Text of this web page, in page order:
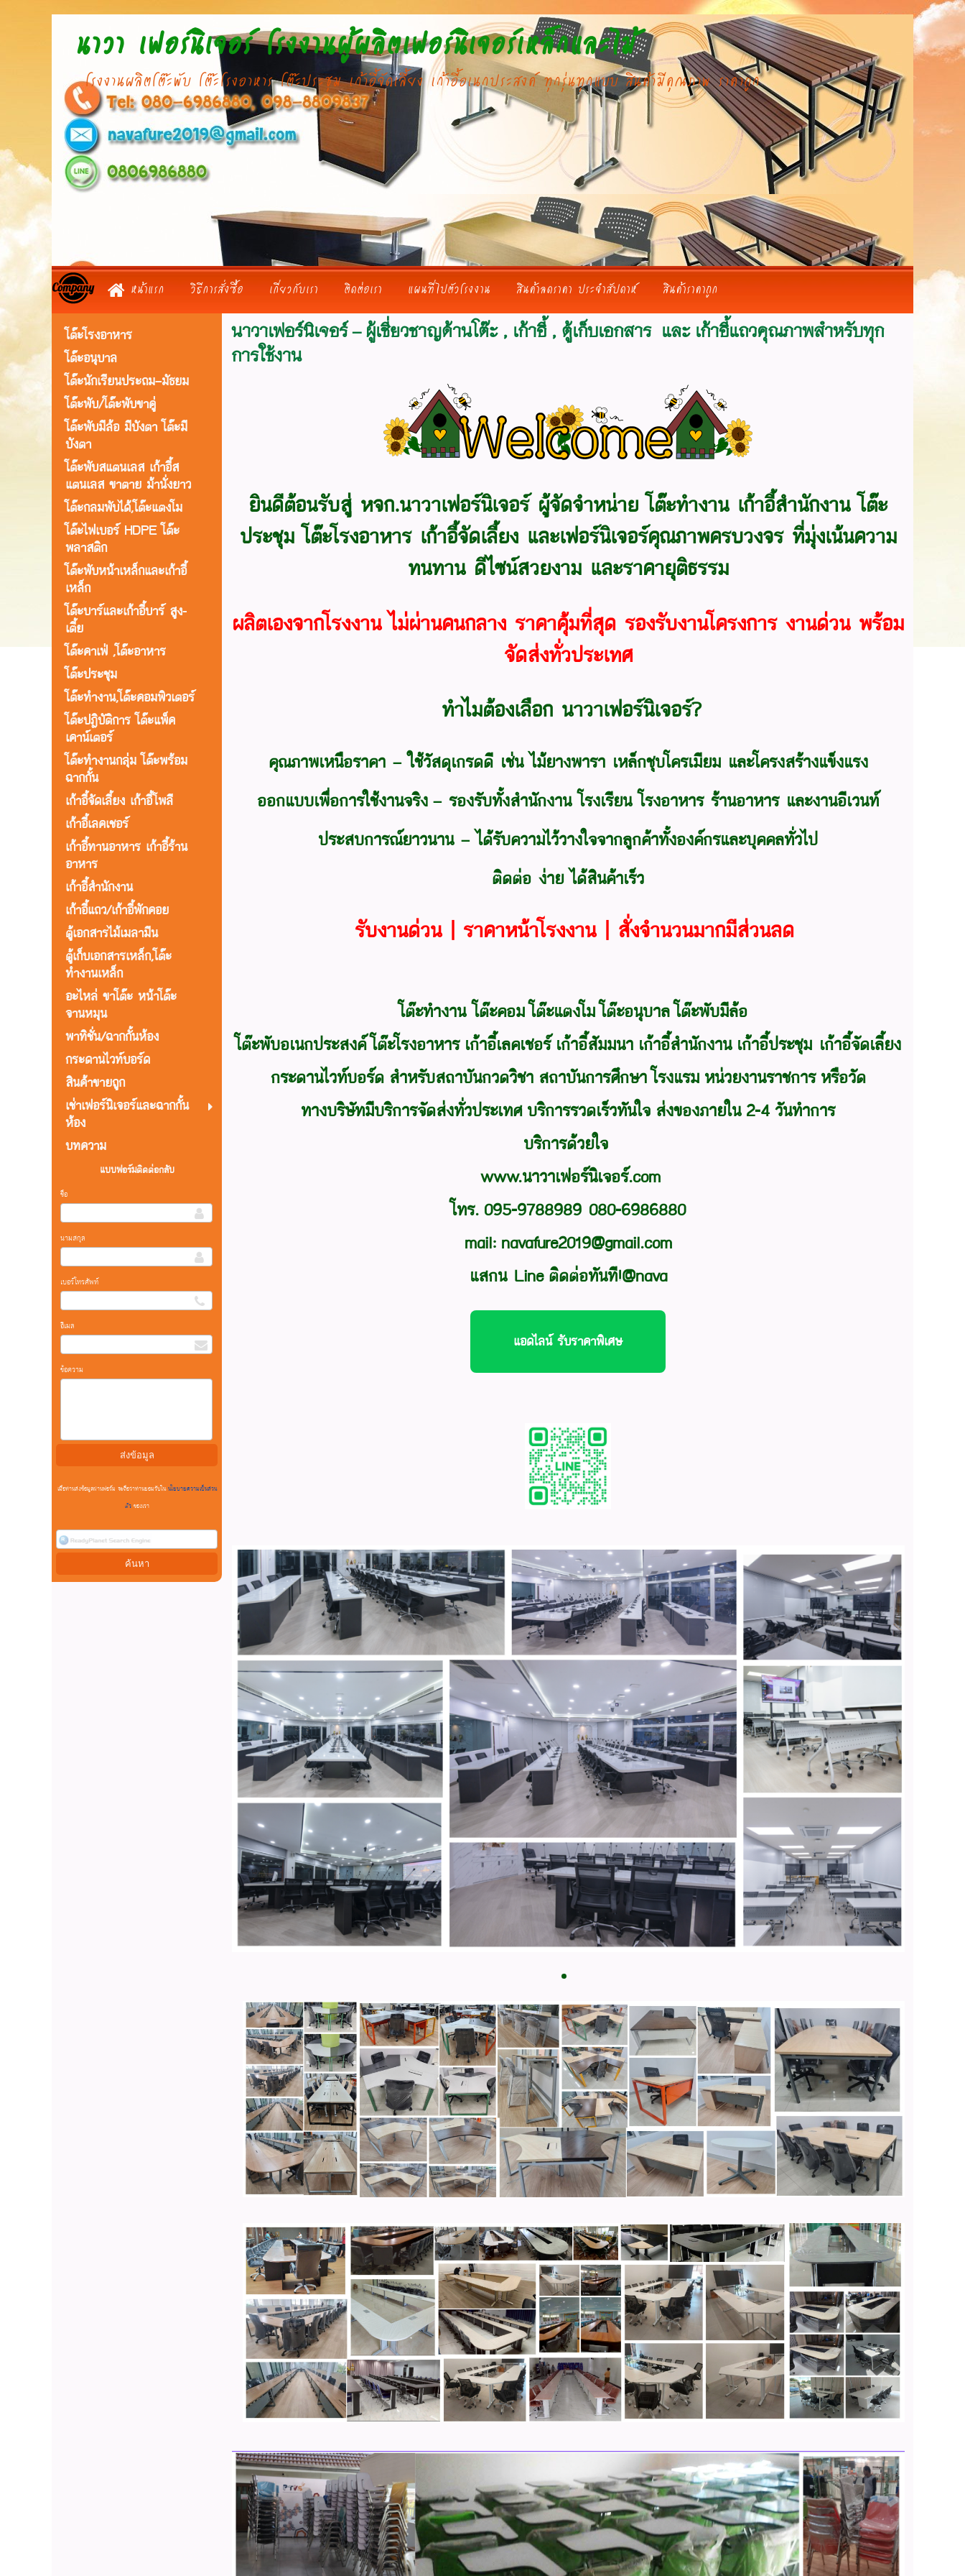
นาวา เฟอร์นิเจอร์ โรงงานผู้ผลิตเฟอร์นิเจอร์เหล็กและไม้
โรงงานผลิตโต๊ะพับ โต๊ะโรงอาหาร โต๊ะประชุม เก้าอี้จัดเลี้ยง เก้าอี้อเนกประสงค์ ทุกรุ่นทุกแบบ สินค้ามีคุณภาพ ราคาถูก
หน้าแรก วิธีการสั่งซื้อ เกี่ยวกับเรา ติดต่อเรา แผนที่ไปตัวโรงงาน สินค้าลดราคา ประจำสัปดาห์ สินค้าราคาถูก
โต๊ะโรงอาหาร
โต๊ะอนุบาล
โต๊ะนักเรียนประถม–มัธยม
โต๊ะพับ/โต๊ะพับขาคู่
โต๊ะพับมีล้อ มีบังตา โต๊ะมี
บังตา
โต๊ะพับสแตนเลส เก้าอี้ส
แตนเลส ขาตาย ม้านั่งยาว
โต๊ะกลมพับได้,โต๊ะแตงโม
โต๊ะไฟเบอร์ HDPE โต๊ะ
พลาสติก
โต๊ะพับหน้าเหล็กและเก้าอี้
เหล็ก
โต๊ะบาร์และเก้าอี้บาร์ สูง-
เตี้ย
โต๊ะคาเฟ่ ,โต๊ะอาหาร
โต๊ะประชุม
โต๊ะทำงาน,โต๊ะคอมพิวเตอร์
โต๊ะปฎิบัติการ โต๊ะแพ็ค
เคาน์เตอร์
โต๊ะทำงานกลุ่ม โต๊ะพร้อม
ฉากกั้น
เก้าอี้จัดเลี้ยง เก้าอี้โพลี
เก้าอี้เลคเชอร์
เก้าอี้ทานอาหาร เก้าอี้ร้าน
อาหาร
เก้าอี้สำนักงาน
เก้าอี้แถว/เก้าอี้พักคอย
ตู้เอกสารไม้เมลามีน
ตู้เก็บเอกสารเหล็ก,โต๊ะ
ทำงานเหล็ก
อะไหล่ ขาโต๊ะ หน้าโต๊ะ
จานหมุน
พาทิชั่น/ฉากกั้นห้อง
กระดานไวท์บอร์ด
สินค้าขายถูก
เช่าเฟอร์นิเจอร์และฉากกั้น
ห้อง
บทความ
แบบฟอร์มติดต่อกลับ
ชื่อ
นามสกุล
เบอร์โทรศัพท์
อีเมล
ข้อความ
เมื่อท่านส่งข้อมูลผ่านฟอร์ม จะถือว่าท่านยอมรับในนโยบายความเป็นส่วน
ตัว ของเรา
นาวาเฟอร์นิเจอร์ – ผู้เชี่ยวชาญด้านโต๊ะ , เก้าอี้ , ตู้เก็บเอกสาร และ เก้าอี้แถวคุณภาพสำหรับทุก
การใช้งาน
ยินดีต้อนรับสู่ หจก.นาวาเฟอร์นิเจอร์ผู้จัดจำหน่ายโต๊ะทำงาน เก้าอี้สำนักงาน โต๊ะ
ประชุม โต๊ะโรงอาหาร เก้าอี้จัดเลี้ยง และเฟอร์นิเจอร์คุณภาพครบวงจรที่มุ่งเน้นความ
ทนทาน ดีไซน์สวยงาม และราคายุติธรรม
ผลิตเองจากโรงงาน ไม่ผ่านคนกลาง ราคาคุ้มที่สุด รองรับงานโครงการ งานด่วน พร้อม
จัดส่งทั่วประเทศ
ทำไมต้องเลือก นาวาเฟอร์นิเจอร์?
คุณภาพเหนือราคา– ใช้วัสดุเกรดดี เช่น ไม้ยางพารา เหล็กชุบโครเมียม และโครงสร้างแข็งแรง
ออกแบบเพื่อการใช้งานจริง– รองรับทั้งสำนักงาน โรงเรียน โรงอาหาร ร้านอาหาร และงานอีเวนท์
ประสบการณ์ยาวนาน– ได้รับความไว้วางใจจากลูกค้าทั้งองค์กรและบุคคลทั่วไป
ติดต่อ ง่าย ได้สินค้าเร็ว
รับงานด่วน | ราคาหน้าโรงงาน | สั่งจำนวนมากมีส่วนลด
โต๊ะทำงาน โต๊ะคอมโต๊ะแตงโมโต๊ะอนุบาลโต๊ะพับมีล้อ
โต๊ะพับอเนกประสงค์โต๊ะโรงอาหาร เก้าอี้เลคเชอร์ เก้าอี้สัมมนา เก้าอี้สำนักงานเก้าอี้ประชุม เก้าอี้จัดเลี้ยง
กระดานไวท์บอร์ด สำหรับสถาบันกวดวิชา สถาบันการศึกษา โรงแรม หน่วยงานราชการ หรือวัด
ทางบริษัทมีบริการจัดส่งทั่วประเทศ บริการรวดเร็วทันใจ ส่งของภายใน 2-4 วันทำการ
บริการด้วยใจ
www.นาวาเฟอร์นิเจอร์.com
โทร. 095-9788989 080-6986880
mail: navafure2019@gmail.com
แสกน Line ติดต่อทันที!@nava
แอดไลน์ รับราคาพิเศษ